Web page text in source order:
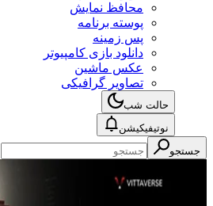
محافظ نمایش
پوسته برنامه
پس زمینه
دانلود بازی کامپیوتر
عکس ماشین
تصاویر گرافیکی
حالت شب
نوتیفیکیشن
جستجو